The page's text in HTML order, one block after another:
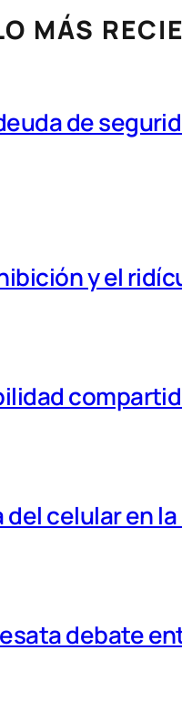
MÁS
de
y el
celular en
debate